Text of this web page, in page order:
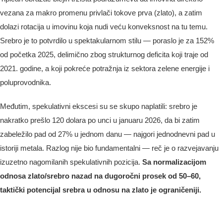
vezana za makro promenu privlači tokove prva (zlato), a zatim
dolazi rotacija u imovinu koja nudi veću konveksnost na tu temu.
Srebro je to potvrdilo u spektakularnom stilu — poraslo je za 152%
od početka 2025, delimično zbog strukturnog deficita koji traje od
2021. godine, a koji pokreće potražnja iz sektora zelene energije i
poluprovodnika.
Međutim, spekulativni ekscesi su se skupo naplatili: srebro je
nakratko prešlo 120 dolara po unci u januaru 2026, da bi zatim
zabeležilo pad od 27% u jednom danu — najgori jednodnevni pad u
istoriji metala. Razlog nije bio fundamentalni — reč je o razvejavanju
izuzetno nagomilanih spekulativnih pozicija. Sa normalizacijom
odnosa zlato/srebro nazad na dugoročni prosek od 50–60,
taktički potencijal srebra u odnosu na zlato je ograničeniji.